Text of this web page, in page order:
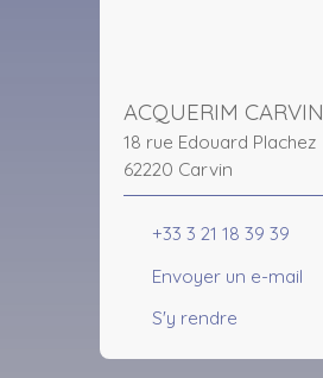
ACQUERIM CARVIN
18 rue Edouard Plachez
62220 Carvin
+33 3 21 18 39 39
Envoyer un e-mail
S'y rendre